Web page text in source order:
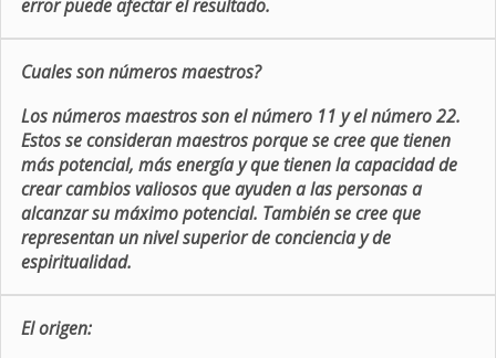
error puede afectar el resultado.
Cuales son números maestros?
Los números maestros son el número 11 y el número 22.
Estos se consideran maestros porque se cree que tienen
más potencial, más energía y que tienen la capacidad de
crear cambios valiosos que ayuden a las personas a
alcanzar su máximo potencial. También se cree que
representan un nivel superior de conciencia y de
espiritualidad.
El origen: